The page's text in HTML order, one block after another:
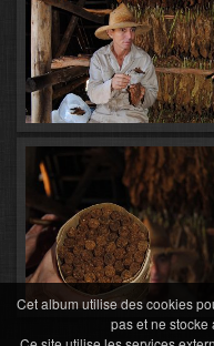
Cet album utilise des cookies
pas et ne